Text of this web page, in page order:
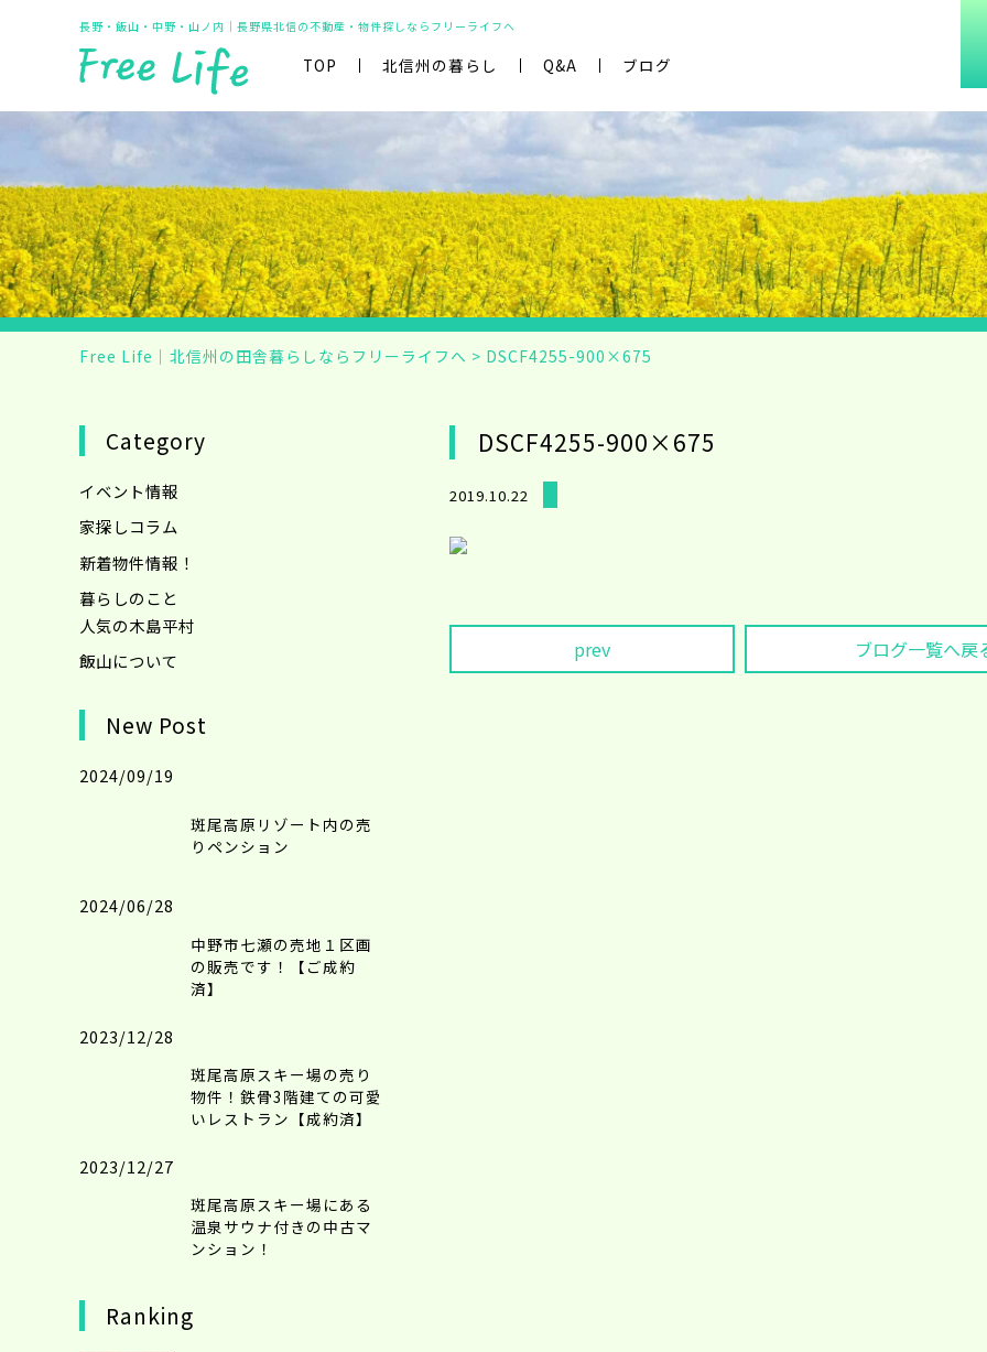
長野・飯山・中野・山ノ内｜長野県北信の不動産・物件探しならフリーライフへ
TOP 北信州の暮らし Q&A ブログ
Free Life｜北信州の田舎暮らしならフリーライフへ > DSCF4255-900×675
DSCF4255-900×675
2019.10.22
prev ブログ一覧へ戻
Category
イベント情報
家探しコラム
新着物件情報！
暮らしのこと
人気の木島平村
飯山について
New Post
2024/09/19
斑尾高原リゾート内の売
りペンション
2024/06/28
中野市七瀬の売地１区画
の販売です！【ご成約
済】
2023/12/28
斑尾高原スキー場の売り
物件！鉄骨3階建ての可愛
いレストラン【成約済】
2023/12/27
斑尾高原スキー場にある
温泉サウナ付きの中古マ
ンション！
Ranking